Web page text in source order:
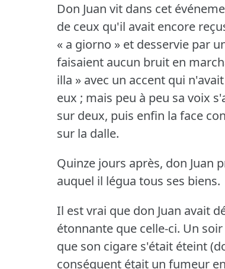
Don Juan vit dans cet
de ceux qu'il avait encore
« a giorno » et desservie par
faisaient aucun bruit en
illa » avec un accent qui
eux ; mais peu à peu sa voix
sur deux, puis enfin la face
sur la dalle.
Quinze jours après, don Juan
auquel il légua tous ses biens.
Il est vrai que don Juan avait
étonnante que celle-ci. Un
que son cigare s'était éteint
conséquent était un fumeur